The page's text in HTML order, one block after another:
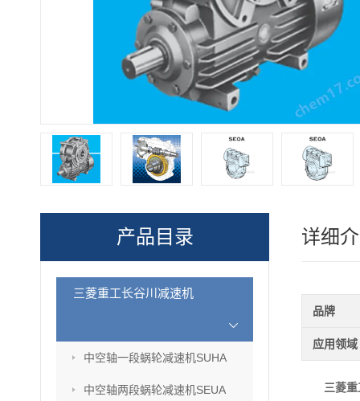
产品目录
三菱重工长谷川减速机
中空轴一段蜗轮减速机SUHA
中空轴两段蜗轮减速机SEUA
详细
品牌
应用领域
三菱